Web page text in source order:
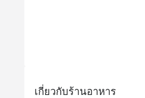
เกี่ยวกับร้านอาหาร